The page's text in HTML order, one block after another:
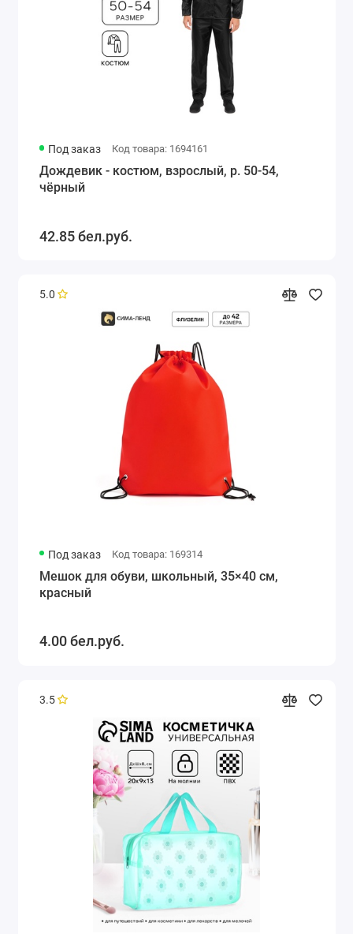
Под заказ Код товара: 1694161
Дождевик - костюм, взрослый, р. 50-54,
чёрный
42.85 бел.руб.
5.0
Под заказ Код товара: 169314
Мешок для обуви, школьный, 35×40 см,
красный
4.00 бел.руб.
3.5